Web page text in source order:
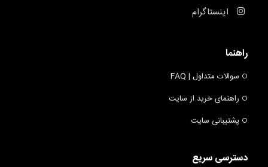
اینستاگرام
راهنما
سوالات متداول | FAQ
راهنمای خرید از سایت
پشتیبانی سایت
دسترسی سریع